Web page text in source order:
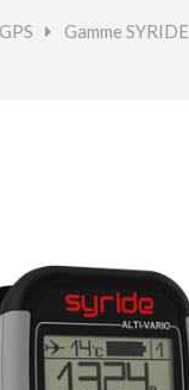
École
> Gamme SYRIDE